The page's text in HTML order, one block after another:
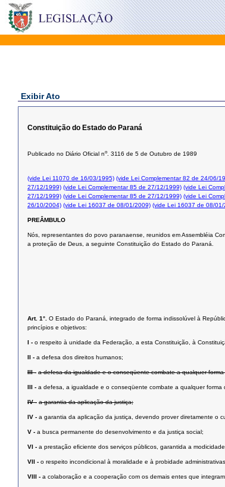
Exibir Ato
Constituição do Estado do Paraná
Publicado no Diário Oficial no. 3116 de 5 de Outubro de 1989
(vide Lei 11070 de 16/03/1995) (vide Lei Complementar 82 de 24/06/
27/12/1999) (vide Lei Complementar 85 de 27/12/1999) (vide Lei
27/12/1999) (vide Lei Complementar 85 de 27/12/1999) (vide Lei
26/10/2004) (vide Lei 16037 de 08/01/2009) (vide Lei 16037 de 08/01/
PREÂMBULO
Nós, representantes do povo paranaense, reunidos em Assembléia
a proteção de Deus, a seguinte Constituição do Estado do Paraná.
Art. 1°. O Estado do Paraná, integrado de forma indissolúvel à
princípios e objetivos:
I - o respeito à unidade da Federação, a esta Constituição, à
II - a defesa dos direitos humanos;
III - a defesa da igualdade e o conseqüente combate a qualquer forma
III - a defesa, a igualdade e o conseqüente combate a qualquer forma
IV - a garantia da aplicação da justiça;
IV - a garantia da aplicação da justiça, devendo prover diretamente o
V - a busca permanente do desenvolvimento e da justiça social;
VI - a prestação eﬁciente dos serviços públicos, garantida a
VII - o respeito incondicional à moralidade e à probidade
VIII - a colaboração e a cooperação com os demais entes que